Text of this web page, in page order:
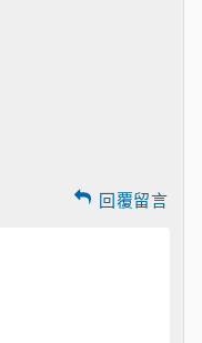
回覆留言